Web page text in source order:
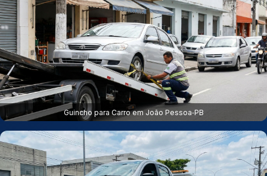
Guincho para Carro em João Pessoa‑PB